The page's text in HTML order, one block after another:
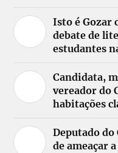
Isto é Gozar
debate de
estudantes
Candidata,
vereador do
habitações
Deputado do
de ameaçar